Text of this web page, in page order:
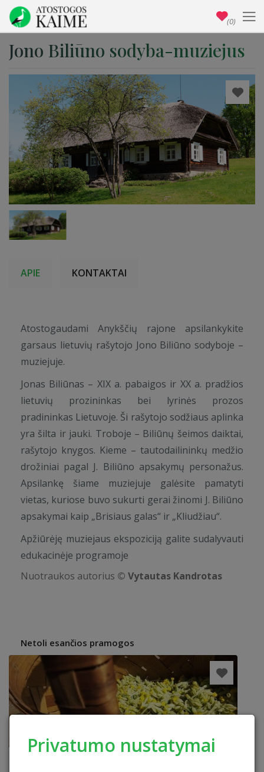
Privatumo nustatymai
Jono Biliūno sodyba-muziejus
APIE KONTAKTAI
Atostogaudami Anykščių rajone apsilankykite
garsaus lietuvių rašytojo Jono Biliūno sodyboje –
muziejuje.
Jonas Biliūnas – XIX a. pabaigos ir XX a. pradžios
lietuvių prozininkas bei lyrinės prozos
pradininkas Lietuvoje. Ši rašytojo sodžiaus aplinka
yra šilta ir jauki. Troboje – Biliūnų šeimos daiktai,
rašytojo knygos. Kieme – tautodailininkų medžio
drožiniai pagal J. Biliūno apsakymų personažus.
Apsilankę šiame muziejuje galėsite pamatyti
vietas, kuriose buvo sukurti gerai žinomi J. Biliūno
apsakymai kaip „Brisiaus galas“ ir „Kliudžiau“.
Apžiūrėję muziejaus ekspoziciją galite sudalyvauti
edukacinėje programoje
Nuotraukos autorius © Vytautas Kandrotas
Netoli esančios pramogos
(0)